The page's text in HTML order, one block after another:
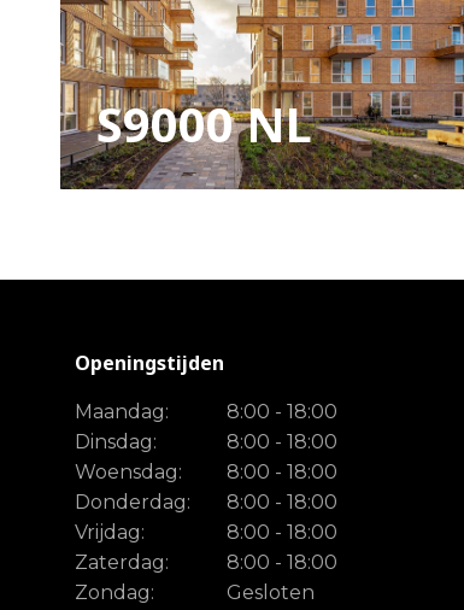
S9000 NL
S9000 NL
Openingstijden
Maandag:
8:00 - 18:00
Dinsdag:
8:00 - 18:00
Woensdag:
8:00 - 18:00
Donderdag:
8:00 - 18:00
Vrijdag:
8:00 - 18:00
Zaterdag:
8:00 - 18:00
Zondag:
Gesloten